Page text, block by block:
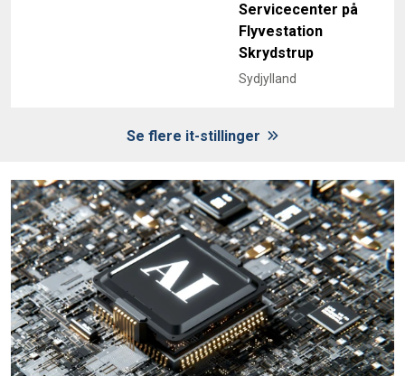
Servicecenter på
Flyvestation
Skrydstrup
Sydjylland
Se flere it-stillinger